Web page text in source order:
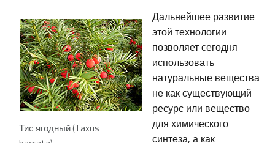
Тис ягодный (Taxus
Дальнейшее развитие
этой технологии
позволяет сегодня
использовать
натуральные вещества
не как существующий
ресурс или вещество
для химического
синтеза, а как